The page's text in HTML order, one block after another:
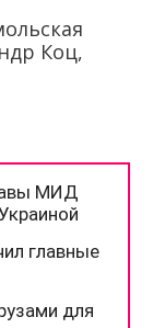
Коц,